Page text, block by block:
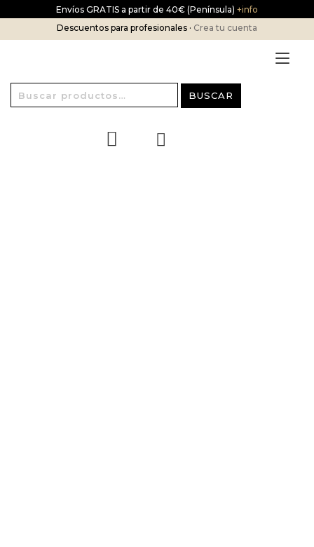
al
contenido
Envíos GRATIS a partir de 40€ (Península) +info
Descuentos para profesionales · Crea tu cuenta
Buscar
por:
BUSCAR